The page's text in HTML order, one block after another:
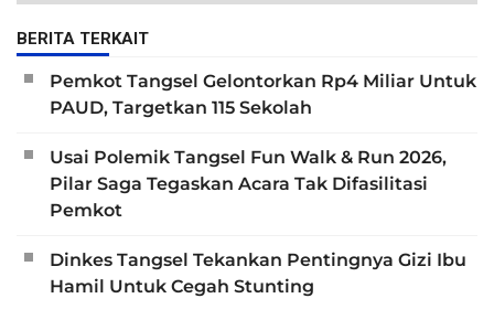
BERITA TERKAIT
Pemkot Tangsel Gelontorkan Rp4 Miliar Untuk
PAUD, Targetkan 115 Sekolah
Usai Polemik Tangsel Fun Walk & Run 2026,
Pilar Saga Tegaskan Acara Tak Difasilitasi
Pemkot
Dinkes Tangsel Tekankan Pentingnya Gizi Ibu
Hamil Untuk Cegah Stunting